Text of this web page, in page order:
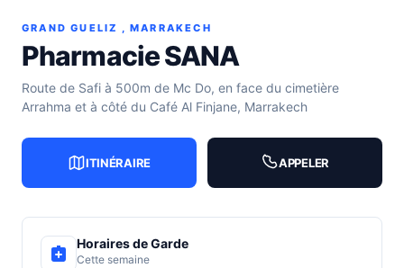
GRAND GUELIZ , MARRAKECH
Pharmacie SANA
Route de Safi à 500m de Mc Do, en face du cimetière
Arrahma et à côté du Café Al Finjane, Marrakech
ITINÉRAIRE APPELER
Horaires de Garde
Cette semaine